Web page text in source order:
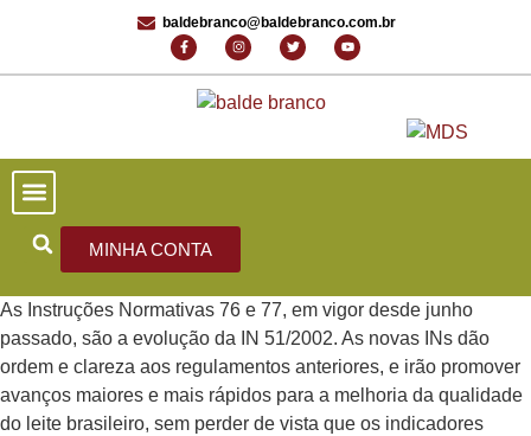
baldebranco@baldebranco.com.br
MINHA CONTA
As Instruções Normativas 76 e 77, em vigor desde junho
passado, são a evolução da IN 51/2002. As novas INs dão
ordem e clareza aos regulamentos anteriores, e irão promover
avanços maiores e mais rápidos para a melhoria da qualidade
do leite brasileiro, sem perder de vista que os indicadores